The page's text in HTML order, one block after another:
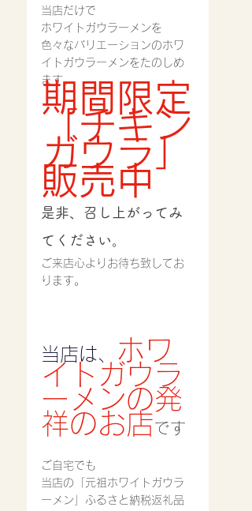
当店だけで
ホワイトガウラーメンを
色々なバリエーションのホワ
イトガウラーメンをたのしめ
ます。
期間限定
「チキン
ガウラ」
販売中
是非、召し上がってみ
てください。
ご来店心よりお待ち致してお
ります。
当店は、
ホワ
イトガウラ
ーメンの発
祥のお店です
ご自宅でも
当店の「元祖ホワイトガウラ
ーメン」ふるさと納税返礼品